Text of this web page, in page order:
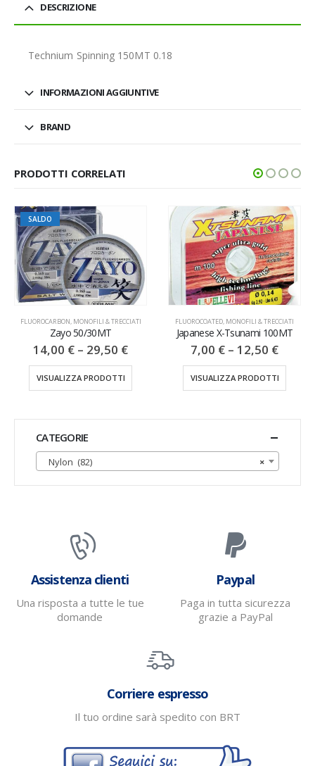
DESCRIZIONE
Technium Spinning 150MT 0.18
INFORMAZIONI AGGIUNTIVE
BRAND
PRODOTTI CORRELATI
SALDO
FLUOROCARBON, MONOFILI & TRECCIATI
Zayo 50/30MT
14,00 € – 29,50 €
VISUALIZZA PRODOTTI
FLUOROCOATED, MONOFILI & TRECCIATI
Japanese X-Tsunami 100MT
7,00 € – 12,50 €
VISUALIZZA PRODOTTI
CATEGORIE
×
Nylon (82)
Assistenza clienti
Una risposta a tutte le tue
domande
Paypal
Paga in tutta sicurezza
grazie a PayPal
Corriere espresso
Il tuo ordine sarà spedito con BRT